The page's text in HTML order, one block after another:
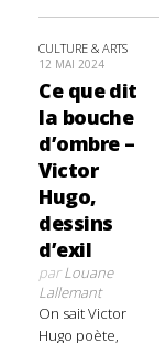
CULTURE & ARTS
12 MAI 2024
Ce que dit
la bouche
d’ombre –
Victor
Hugo,
dessins
d’exil
parLouane
Lallemant
On sait Victor
Hugo poète,